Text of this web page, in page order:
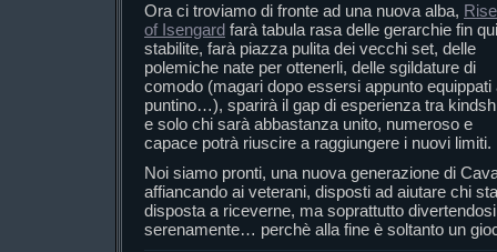
Ora ci troviamo di fronte ad una nuova alba, Rise
of Isengard farà tabula rasa delle gerarchie fin qui
stabilite, farà piazza pulita dei vecchi set, delle
polemiche nate per ottenerli, delle sgildature di
comodo (magari dopo essersi appunto equippati
puntino…), sparirà il gap di esperienza tra
e solo chi sarà abbastanza unito, numeroso e
capace potrà riuscire a raggiungere i nuovi limiti.
Noi siamo pronti, una nuova generazione di
affiancando ai veterani, disposti ad aiutare chi
disposta a riceverne, ma soprattutto
serenamente… perchè alla fine è soltanto un